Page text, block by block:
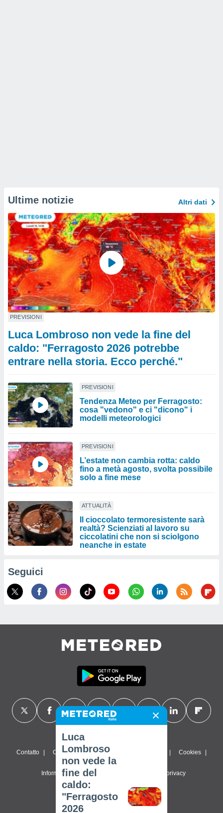
Ultime notizie Altri dati
PREVISIONI
Luca Lombroso non vede la fine del
caldo: "Ferragosto 2026 potrebbe
entrare nella storia. Ecco perché."
PREVISIONI
Tendenza Meteo per Ferragosto:
cosa "vedono" e ci "dicono" i
modelli meteorologici
PREVISIONI
L’estate non cambia rotta: caldo
fino a metà agosto, svolta possibile
solo a fine mese
ATTUALITÀ
Il cioccolato termoresistente sarà
realtà? Scienziati al lavoro su
ciccolatini che non si sciolgono
neanche in estate
Seguici
Contatto Chi siamo FAQ Cookies
Informativa sulla privacy Impostazioni sulla privacy
© 2026 Meteored. Tutti i diritti riservati
Luca
Lombroso
non vede la
fine del
caldo:
"Ferragosto
2026